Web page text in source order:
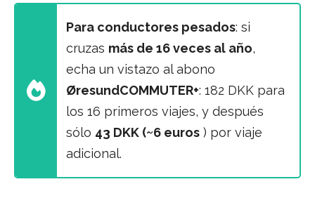
Para conductores pesados: si
cruzas más de 16 veces al año,
echa un vistazo al abono
ØresundCOMMUTER+: 182 DKK para
los 16 primeros viajes, y después
sólo 43 DKK (~6 euros ) por viaje
adicional.